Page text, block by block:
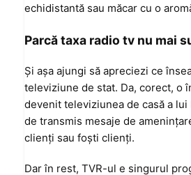
echidistantă sau măcar cu o
Parcă taxa radio tv nu mai
Şi aşa ajungi să apreciezi ce
televiziune de stat. Da, corect, o
devenit televiziunea de casă a lui
de transmis mesaje de
clienţi sau foşti clienţi.
Dar în rest, TVR-ul e singurul